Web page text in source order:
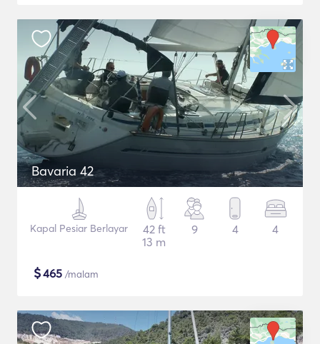
Bavaria 42
Kapal Pesiar Berlayar
42 ft
13 m
9 4 4
$465 /malam